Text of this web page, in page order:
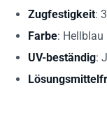
Zugfestigkeit:
Farbe: Hellblau
UV-beständig: